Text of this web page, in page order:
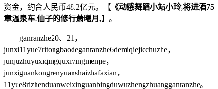
资金，约合人民币48.2亿元。
【《动感舞蹈小站小玲,将进酒75
章温泉车,仙子的修行萧曦月,】 。
ganranzhe20、21，
junxi11yue7ritongbaodeganranzhe6demiqiejiechuzhe，
junjuzhuyuxiqingquxiyingmenjie，
junxiguankongrenyuanshaizhafaxian，
11yue8rizhenduanweixinguanbingduwuzhengzhuangganranzhe。